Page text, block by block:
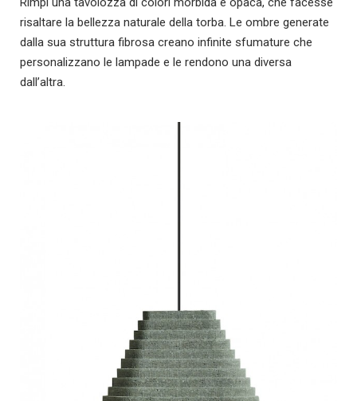
risaltare la bellezza naturale della torba. Le ombre generate
dalla sua struttura fibrosa creano infinite sfumature che
personalizzano le lampade e le rendono una diversa
dall’altra.